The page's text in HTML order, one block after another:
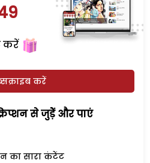
करें
करें
से जुड़ेें और पाएं
का सारा कंटेंट